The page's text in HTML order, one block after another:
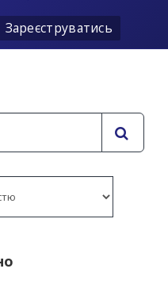
Зареєструватись